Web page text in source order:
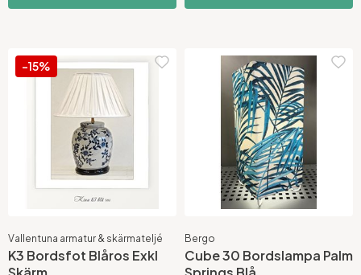
-15%
Vallentuna armatur & skärmateljé
K3 Bordsfot Blåros Exkl
Bergo
Cube 30 Bordslampa Palm